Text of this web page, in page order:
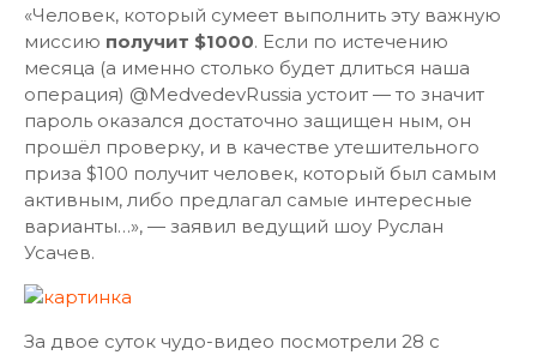
«Человек, который сумеет выполнить эту важную
миссию получит $1000. Если по иcтeчению
месяца (а именно столько будет длиться наша
операция) @MedvedevRussia устоит — то значит
пароль оказался достаточно защищен ным, он
прошёл проверку, и в качестве утешительного
приза $100 получит человек, который был самым
активным, либо предлагал самые интересные
варианты…», — заявил ведущий шоу Руслан
Усачев.
За двое суток чудо-видео посмотрели 28 с